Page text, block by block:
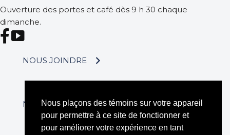
Ouverture des portes et café dès 9 h 30 chaque
dimanche.
Regarder sur Facebook
Voir sur YouTube
NOUS JOINDRE
NOS ÉVÉNEMENTS
Nous plaçons des témoins sur votre appareil
pour permettre à ce site de fonctionner et
pour améliorer votre expérience en tant